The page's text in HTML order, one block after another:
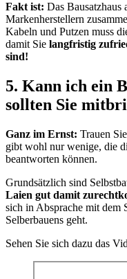
Fakt ist: Das Bausatzhaus
Markenherstellern
Kabeln und Putzen muss
damit Sie langfristig
sind!
5. Kann ich ein
sollten Sie
Ganz im Ernst: Trauen
gibt wohl nur wenige, die
beantworten können.
Grundsätzlich sind
Laien gut damit
sich in Absprache mit dem
Selberbauens geht.
Sehen Sie sich dazu das